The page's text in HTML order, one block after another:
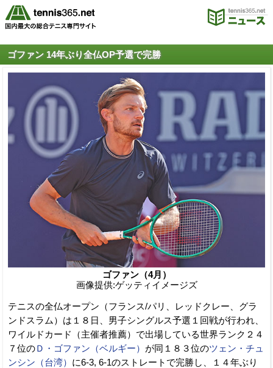
ゴファン 14年ぶり全仏OP予選で完勝
ゴファン（4月）
画像提供:ゲッティイメージズ
テニスの全仏オープン（フランス/パリ、レッドクレー、グラ
ンドスラム）は１８日、男子シングルス予選１回戦が行われ、
ワイルドカード（主催者推薦）で出場している世界ランク２４
７位のＤ・ゴファン（ベルギー） が同１８３位のツェン・チュ
ンシン（台湾） に6-3, 6-1のストレートで完勝し、１４年ぶり